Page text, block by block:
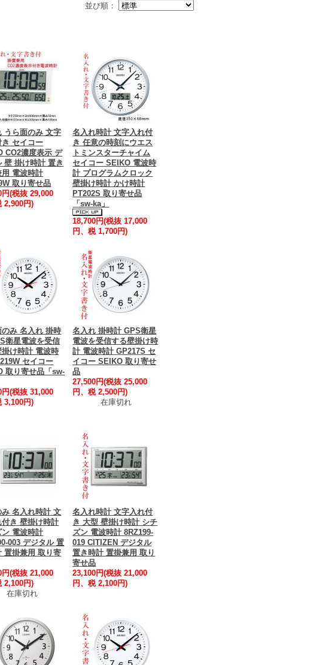
並び順：
うら面のみ 文字
き セイコー
CO2濃度表示 デ
壁 掛け時計 置き
用 電波時計
取り寄せ品
円(税抜 29,000
2,900円)
名入れ時計 文字入れ付
き 任意の時刻にウエス
トミンスターチャイム
セイコー SEIKO 電波時
計 プログラムクロック
壁掛け時計 かけ時計
PT202S 取り寄せ品
「sw-ka」
18,700円(税抜 17,000
円、税 1,700円)
のみ 名入れ 掛時
衛星電波を受信
掛け時計 電波時
セイコー
取り寄せ品「sw-
円(税抜 31,000
3,100円)
名入れ 掛時計 GPS衛星
電波を受信する壁掛け時
計 電波時計 GP217S セ
イコー SEIKO 取り寄せ
品
27,500円(税抜 25,000
円、税 2,500円)
在庫切れ
み 名入れ時計 文
付き 壁掛け時計
ン 電波時計
003 デジタル 置
置掛兼用 取り寄
円(税抜 21,000
2,100円)
在庫切れ
名入れ時計 文字入れ付
き 大型 壁掛け時計 シチ
ズン 電波時計 8RZ199-
019 CITIZEN デジタル
置き時計 置掛兼用 取り
寄せ品
23,100円(税抜 21,000
円、税 2,100円)